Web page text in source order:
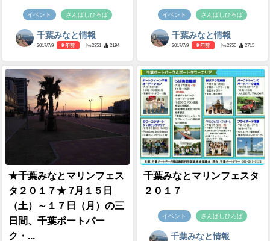
イベント さんばしひろば
千葉みなと情報
2017/7/9 9 年前 - №2351 2194
イベント さんばしひろば
千葉みなと情報
2017/7/9 9 年前 - №2350 2715
★千葉みなとマリンフェス
タ２０１７★ 7月１５日
（土）～１７日（月）の三
日間、千葉ポートパー
ク・...
千葉みなとマリンフェスタ
２０１７
イベント さんばしひろば
千葉みなと情報